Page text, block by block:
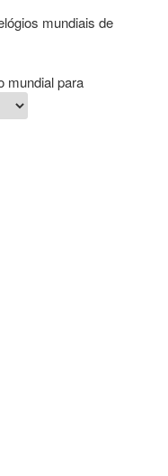
mundiais de
mundial para